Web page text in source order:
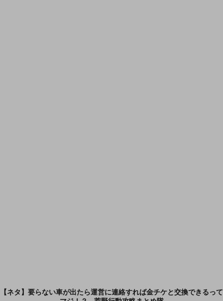
【ネタ】要らない車が出たら運営に連絡すれば金チケと交換できるって